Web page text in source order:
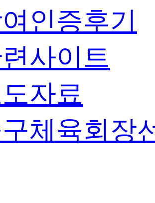
인증후기
사이트
자료
체육회장